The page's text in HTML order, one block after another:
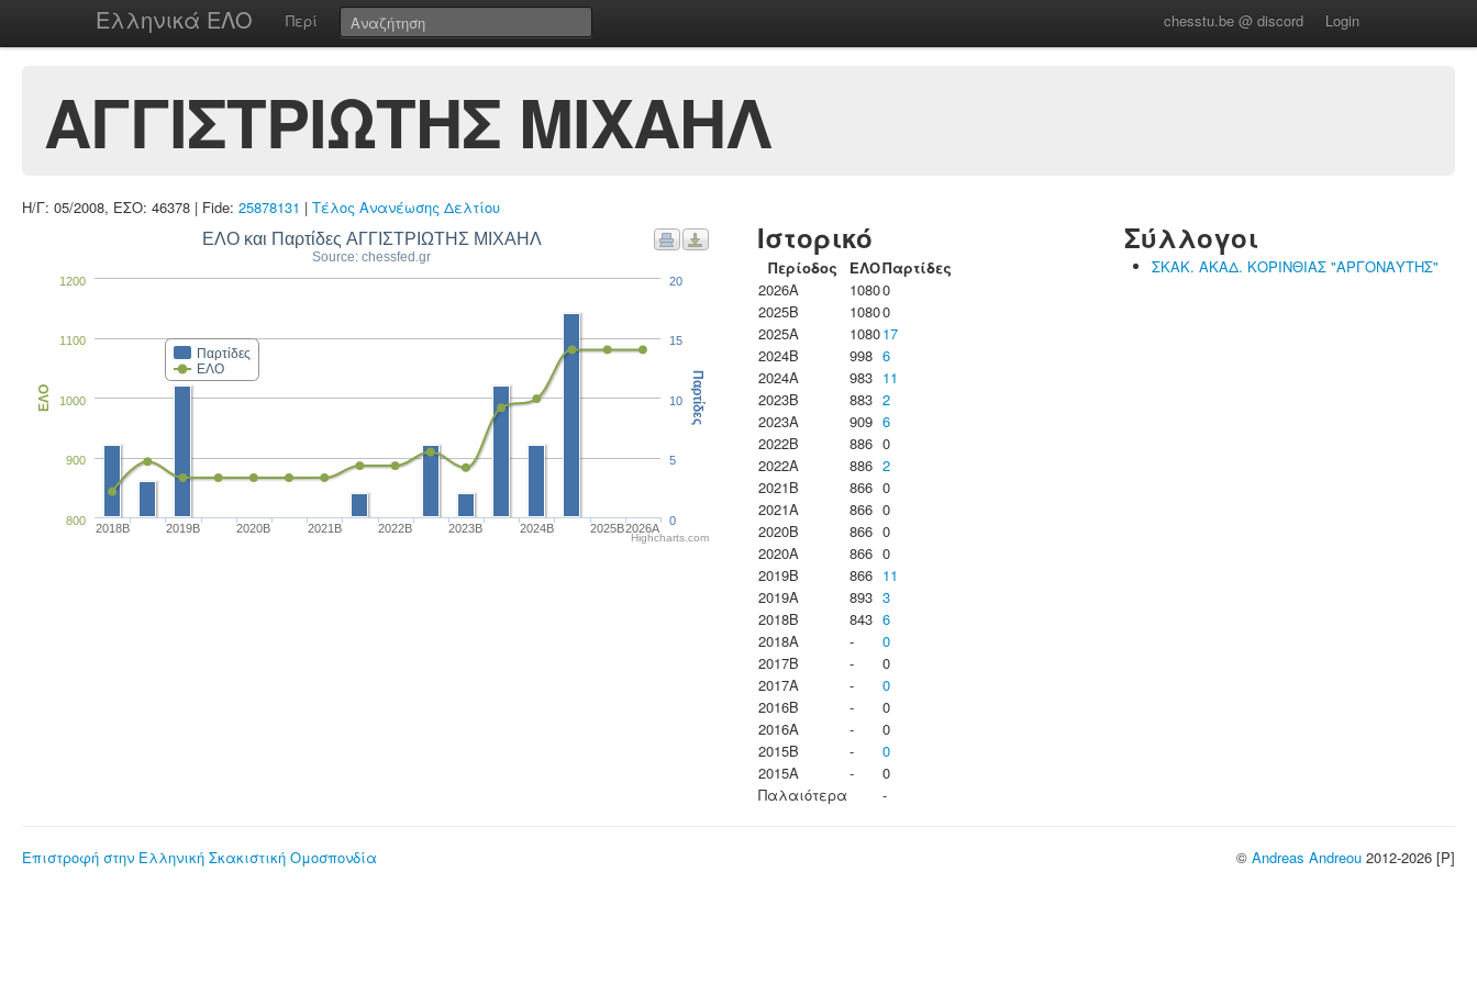
Ελληνικά ΕΛΟ Περί chesstu.be @ discord Login
ΑΓΓΙΣΤΡΙΩΤΗΣ ΜΙΧΑΗΛ
Η/Γ: 05/2008, ΕΣΟ: 46378 | Fide: 25878131 | Τέλος Ανανέωσης Δελτίου
ΕΛΟ και Παρτίδες ΑΓΓΙΣΤΡΙΩΤΗΣ ΜΙΧΑΗΛ
Source: chessfed.gr
Παρτίδες
ΕΛΟ
2018B 2019B 2020B 2021B 2022B 2023B 2024B 2025B2026A
800
900
1000
1100
1200
ΕΛΟ
0
5
10
15
20
Παρτίδες
Highcharts.com
Ιστορικό
Περίοδος ΕΛΟΠαρτίδες
2026A
10800
2025B
10800
2025A
108017
2024B
998 6
2024A
983 11
2023B
883 2
2023Α
909 6
2022B
886 0
2022A
886 2
2021B
866 0
2021A
866 0
2020B
866 0
2020A
866 0
2019B
866 11
2019A
893 3
2018B
843 6
2018A
-
0
2017B
-
0
2017A
-
0
2016B
-
0
2016A
-
0
2015B
-
0
2015A
-
0
Παλαιότερα
-
Σύλλογοι
ΣΚΑΚ. ΑΚΑΔ. ΚΟΡΙΝΘΙΑΣ "ΑΡΓΟΝΑΥΤΗΣ"
Επιστροφή στην Ελληνική Σκακιστική Ομοσπονδία © Andreas Andreou 2012-2026 [P]